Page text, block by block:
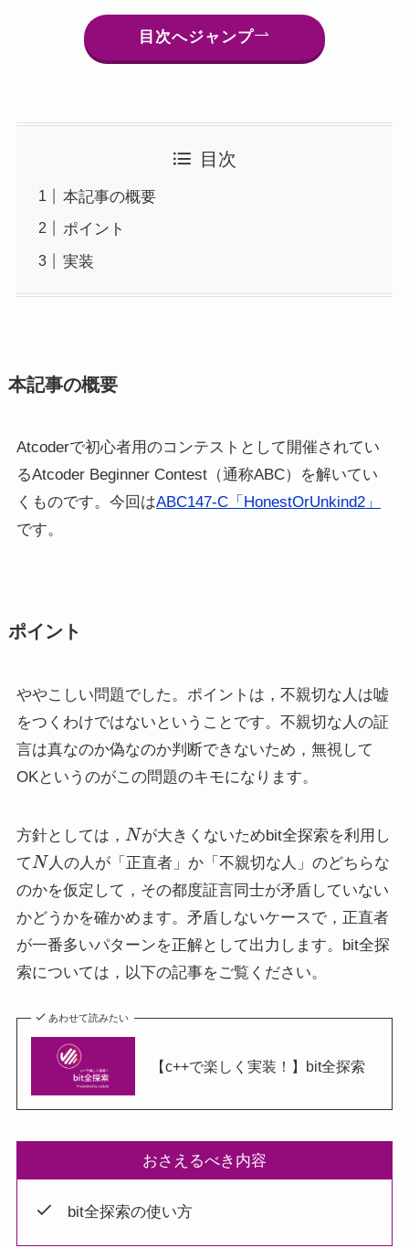
目次へジャンプ
目次
本記事の概要
ポイント
実装
本記事の概要
Atcoderで初心者用のコンテストとして開催されてい
るAtcoder Beginner Contest（通称ABC）を解いてい
くものです。今回はABC147-C「HonestOrUnkind2」
です。
ポイント
ややこしい問題でした。ポイントは，不親切な人は嘘
をつくわけではないということです。不親切な人の証
言は真なのか偽なのか判断できないため，無視して
OKというのがこの問題のキモになります。
方針としては，
N
が大きくないためbit全探索を利用し
て
N
人の人が「正直者」か「不親切な人」のどちらな
のかを仮定して，その都度証言同士が矛盾していない
かどうかを確かめます。矛盾しないケースで，正直者
が一番多いパターンを正解として出力します。bit全探
索については，以下の記事をご覧ください。
あわせて読みたい
【c++で楽しく実装！】bit全探索
おさえるべき内容
bit全探索の使い方